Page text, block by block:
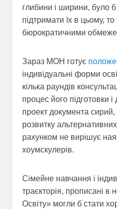
глибини і ширини, було
підтримати їх в цьому,
бюрократичними
Зараз МОН готує
індивідуальні форми
кілька раундів
процес його підготовки і
проект документа
розвитку
рахунком не вирішує
хоумскулерів.
Сімейне навчання і
траєкторія, прописані в
Освіту» могли б стати